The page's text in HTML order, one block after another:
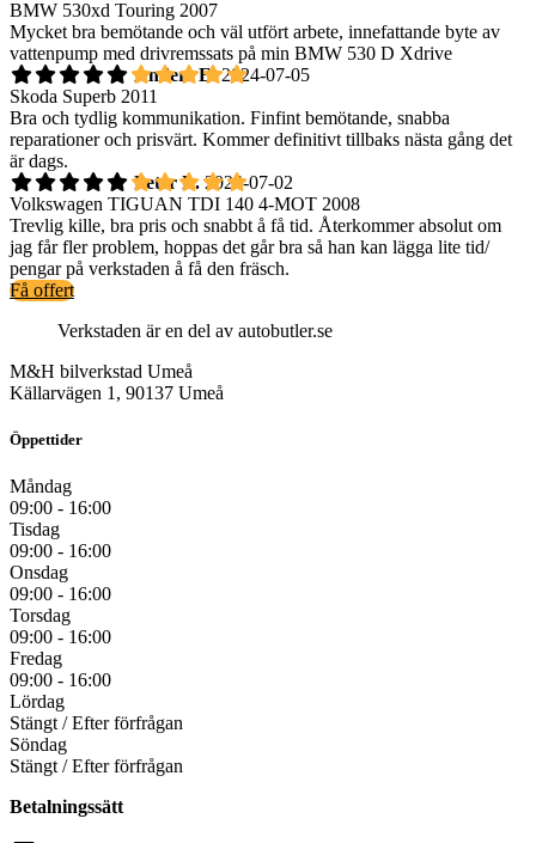
BMW 530xd Touring 2007
Mycket bra bemötande och väl utfört arbete, innefattande byte av
vattenpump med drivremssats på min BMW 530 D Xdrive
Anders E. 2024-07-05
Skoda Superb 2011
Bra och tydlig kommunikation. Finfint bemötande, snabba
reparationer och prisvärt. Kommer definitivt tillbaks nästa gång det
är dags.
Peter L. 2024-07-02
Volkswagen TIGUAN TDI 140 4-MOT 2008
Trevlig kille, bra pris och snabbt å få tid. Återkommer absolut om
jag får fler problem, hoppas det går bra så han kan lägga lite tid/
pengar på verkstaden å få den fräsch.
Få offert
Verkstaden är en del av autobutler.se
M&H bilverkstad Umeå
Källarvägen 1, 90137 Umeå
Öppettider
Måndag
09:00 - 16:00
Tisdag
09:00 - 16:00
Onsdag
09:00 - 16:00
Torsdag
09:00 - 16:00
Fredag
09:00 - 16:00
Lördag
Stängt / Efter förfrågan
Söndag
Stängt / Efter förfrågan
Betalningssätt